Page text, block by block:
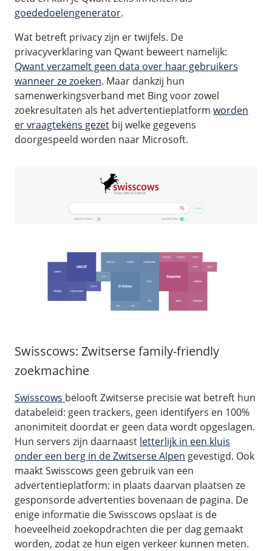
goededoelengenerator.
Wat betreft privacy zijn er twijfels. De
privacyverklaring van Qwant beweert namelijk:
Qwant verzamelt geen data over haar gebruikers
wanneer ze zoeken. Maar dankzij hun
samenwerkingsverband met Bing voor zowel
zoekresultaten als het advertentieplatform worden
er vraagtekens gezet bij welke gegevens
doorgespeeld worden naar Microsoft.
Swisscows: Zwitserse family-friendly
zoekmachine
Swisscows belooft Zwitserse precisie wat betreft hun
databeleid: geen trackers, geen identifyers en 100%
anonimiteit doordat er geen data wordt opgeslagen.
Hun servers zijn daarnaast letterlijk in een kluis
onder een berg in de Zwitserse Alpen gevestigd. Ook
maakt Swisscows geen gebruik van een
advertentieplatform: in plaats daarvan plaatsen ze
gesponsorde advertenties bovenaan de pagina. De
enige informatie die Swisscows opslaat is de
hoeveelheid zoekopdrachten die per dag gemaakt
worden, zodat ze hun eigen verkeer kunnen meten.